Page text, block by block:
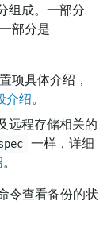
组成。一部分
部分是
项具体介绍，
介绍。
远程存储相关的
一样，详细
。
令查看备份的状